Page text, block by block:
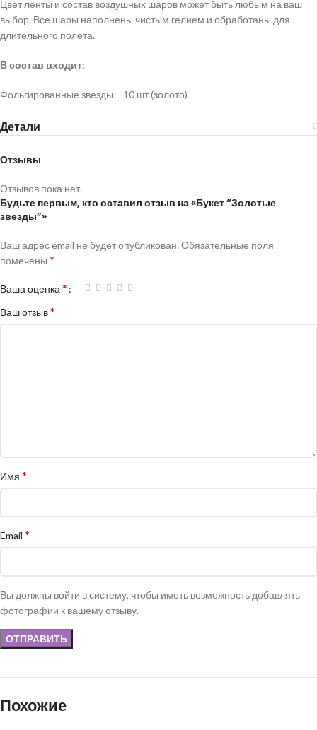
Цвет ленты и состав воздушных шаров может быть любым на ваш
выбор. Все шары наполнены чистым гелием и обработаны для
длительного полета.
В состав входит:
Фольгированные звезды – 10 шт (золото)
Детали
Отзывы
Отзывов пока нет.
Будьте первым, кто оставил отзыв на «Букет “Золотые
звезды”»
Ваш адрес email не будет опубликован. Обязательные поля
помечены *
Ваша оценка *
Ваш отзыв*
Имя *
Email *
Вы должны войти в систему, чтобы иметь возможность добавлять
фотографии к вашему отзыву.
Похожие